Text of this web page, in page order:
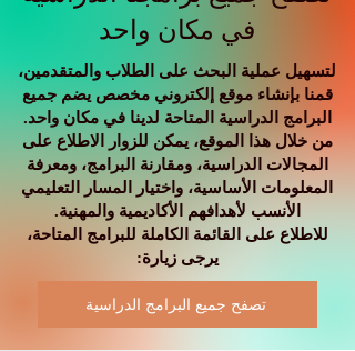
في مكان واحد
لتسهيل عملية البحث على الطلاب والمتقدمين،
قمنا بإنشاء موقع إلكتروني مخصص يضم جميع
البرامج الدراسية المتاحة لدينا في مكان واحد.
من خلال هذا الموقع، يمكن للزوار الاطلاع على
المجالات الدراسية، ومقارنة البرامج، ومعرفة
المعلومات الأساسية، واختيار المسار التعليمي
الأنسب لأهدافهم الأكاديمية والمهنية.
للاطلاع على القائمة الكاملة للبرامج المتاحة،
يرجى زيارة:
تصفح جميع البرامج الدراسية